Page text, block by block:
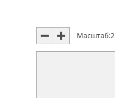
Масштаб:2